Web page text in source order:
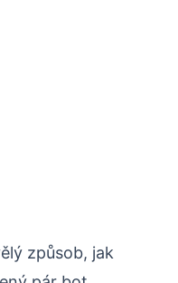
způsob, jak